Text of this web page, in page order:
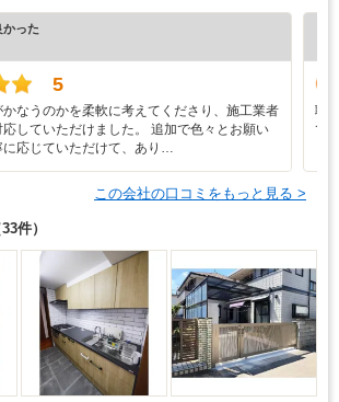
かった
5
かなうのかを柔軟に考えてくださり、施工業者
していただけました。 追加で色々とお願い
に応じていただけて、あり…
職
て
この会社の口コミをもっと見る >
33件）